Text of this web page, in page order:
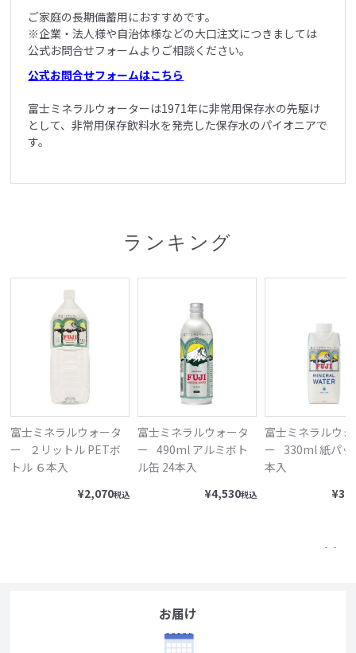
ご家庭の長期備蓄用におすすめです。
※企業・法人様や自治体様などの大口注文につきましては
公式お問合せフォームよりご相談ください。
公式お問合せフォームはこちら
富士ミネラルウォーターは1971年に非常用保存水の先駆け
として、非常用保存飲料水を発売した保存水のパイオニアで
す。
ランキング
富士ミネラルウォータ
ー
２リットル PETボ
トル ６本入
¥2,070税込
富士ミネラルウォータ
ー
490ml アルミボト
ル缶 24本入
¥4,530税込
富士ミネラルウ
ー
330ml 紙パッ
本入
¥
お届け